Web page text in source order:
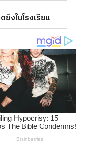
งในโรงเรียน